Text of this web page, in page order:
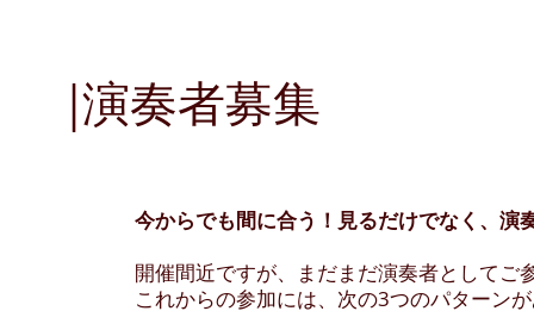
|演奏者募集
今からでも間に合う！見るだけでなく、演
開催間近ですが、まだまだ演奏者としてご
これからの参加には、次の3つのパターン